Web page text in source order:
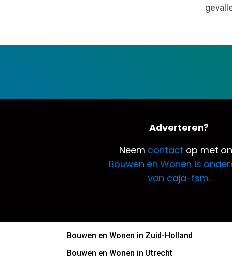
Adverteren?
Neem contact op met
Bouwen en Wonen is
van caja-fsm.
Bouwen en Wonen in Zuid-Holland
Bouwen en Wonen in Utrecht